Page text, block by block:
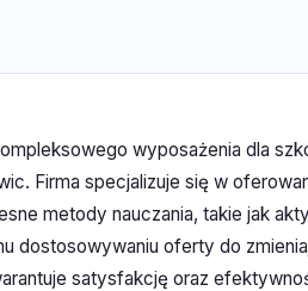
wyposażenia dla
Firma specjalizuje się w
metody nauczania, takie jak
dostosowywaniu oferty do
satysfakcję oraz